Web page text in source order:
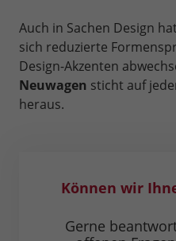
Auch in Sachen Design
sich reduzierte
Design-Akzenten
Neuwagen sticht auf
heraus.
Können wir
Gerne